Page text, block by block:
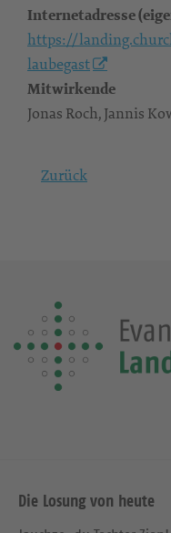
Internetadresse
https://
laubegast
Mitwirkende
Jonas Roch, Jannis
Zurück
Die Losung von heute